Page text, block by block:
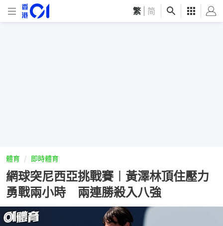
繁 简
體育 即時體育
網球突尼西亞挑戰賽︱黃澤林頂住壓力
勇戰兩小時 兩連勝殺入八強